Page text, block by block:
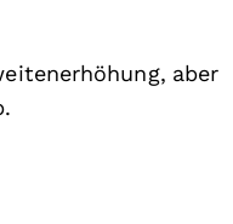
aber